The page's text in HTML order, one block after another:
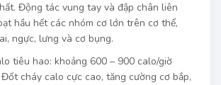
Động tác vung tay và đập chân liên
hầu hết các nhóm cơ lớn trên cơ thể,
ngực, lưng và cơ bụng.
tiêu hao: khoảng 600 – 900 calo/giờ
Đốt cháy calo cực cao, tăng cường cơ bắp,